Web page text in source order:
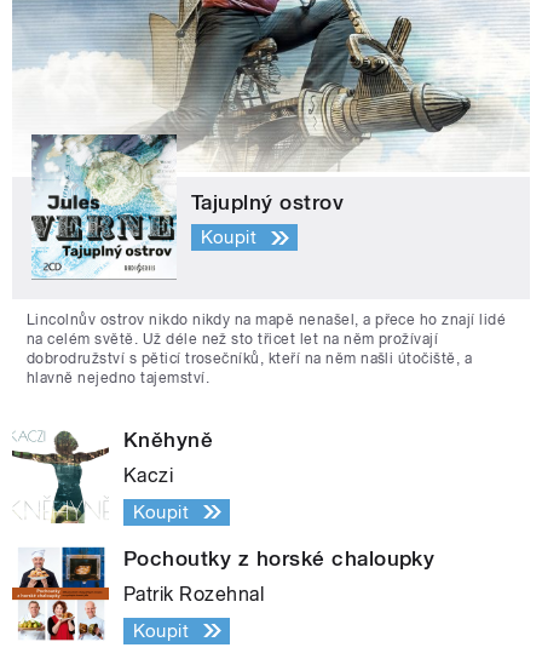
Tajuplný ostrov
Koupit
Lincolnův ostrov nikdo nikdy na mapě nenašel, a přece ho znají lidé
na celém světě. Už déle než sto třicet let na něm prožívají
dobrodružství s pěticí trosečníků, kteří na něm našli útočiště, a
hlavně nejedno tajemství.
Kněhyně
Kaczi
Koupit
Pochoutky z horské chaloupky
Patrik Rozehnal
Koupit